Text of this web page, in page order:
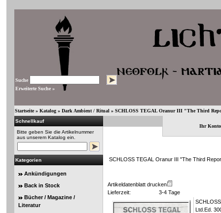
Suche
Erweiterte Suche »
Startseite» Katalog» Dark Ambient / Ritual» SCHLOSS TEGAL Oranur III "The Third
Schnellkauf
Bitte geben Sie die Artikelnummer
aus unserem Katalog ein.
Kategorien
Ankündigungen
Back in Stock
Bücher / Magazine /
Literatur
Ihr Konto
SCHLOSS TEGAL Oranur III "The Third
Artikeldatenblatt drucken
Lieferzeit:
3-4 Tage
Ltd.Ed.